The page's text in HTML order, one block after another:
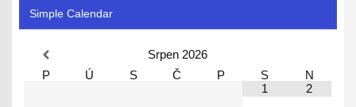
Simple Calendar
Srpen 2026
P
Ú S Č P S
N
1
2